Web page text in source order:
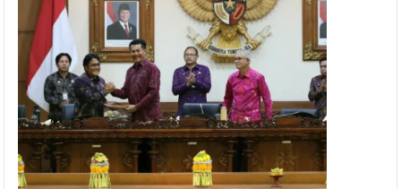
Upacara
Adat
di
Pura
Luhur
Pakedungan